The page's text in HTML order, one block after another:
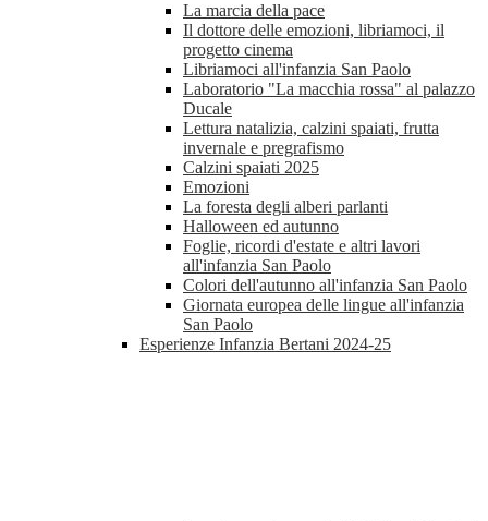
La marcia della pace
Il dottore delle emozioni, libriamoci, il
progetto cinema
Libriamoci all'infanzia San Paolo
Laboratorio "La macchia rossa" al palazzo
Ducale
Lettura natalizia, calzini spaiati, frutta
invernale e pregrafismo
Calzini spaiati 2025
Emozioni
La foresta degli alberi parlanti
Halloween ed autunno
Foglie, ricordi d'estate e altri lavori
all'infanzia San Paolo
Colori dell'autunno all'infanzia San Paolo
Giornata europea delle lingue all'infanzia
San Paolo
Esperienze Infanzia Bertani 2024-25